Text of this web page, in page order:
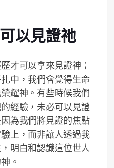
以見證祂
才可以拿來見證神；
中，我們會覺得生命
耀神。有些時候我們
經驗，未必可以見證
為我們將見證的焦點
上，而非讓人透過我
明白和認識這位世人
。